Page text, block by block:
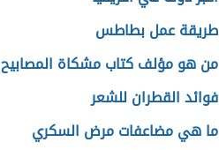
طريقة عمل بطاطس
من هو مؤلف كتاب مشكاة المصابيح
فوائد القطران للشعر
ما هي مضاعفات مرض السكري